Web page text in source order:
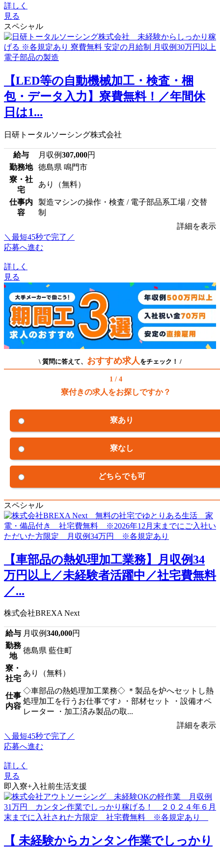
詳しく
見る
スペシャル
【LED等の自動機械加工・検査・梱
包・データ入力】寮費無料！／年間休
日は1...
日研トータルソーシング株式会社
給与 月収例307,000円
勤務地
徳島県 鳴門市
寮・社
宅
あり（無料）
仕事内
容
製造マシンの操作・検査 / 電子部品系工場 / 交替
制
詳細を表示
＼最短45秒で完了／
応募へ進む
詳しく
見る
\ 質問に答えて、 おすすめ求人 をチェック！ /
1 / 4
寮付きの求人をお探しですか？
寮あり
寮なし
どちらでも可
スペシャル
【車部品の熱処理加工業務】月収例34
万円以上／未経験者活躍中／社宅費無料
／...
株式会社BREXA Next
給与 月収例340,000円
勤務
地
徳島県 藍住町
寮・
社宅
あり（無料）
仕事
内容
◇車部品の熱処理加工業務◇ ＊製品を炉へセットし熱
処理加工を行うお仕事です♪ ・部材セット ・設備オペ
レーター ・加工済み製品の取...
詳細を表示
＼最短45秒で完了／
応募へ進む
詳しく
見る
即入寮+入社前生活支援
【 未経験からカンタン作業でしっかり